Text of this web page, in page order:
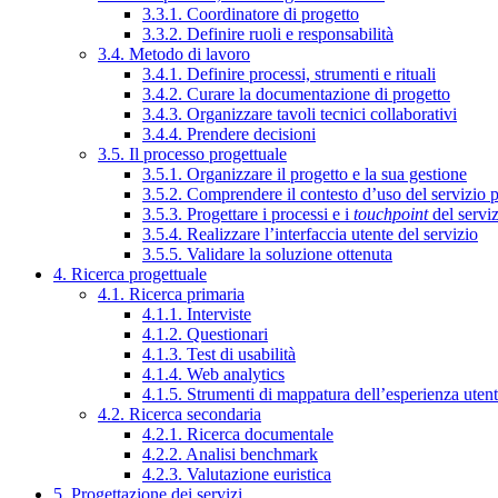
3.3.1. Coordinatore di progetto
3.3.2. Definire ruoli e responsabilità
3.4. Metodo di lavoro
3.4.1. Definire processi, strumenti e rituali
3.4.2. Curare la documentazione di progetto
3.4.3. Organizzare tavoli tecnici collaborativi
3.4.4. Prendere decisioni
3.5. Il processo progettuale
3.5.1. Organizzare il progetto e la sua gestione
3.5.2. Comprendere il contesto d’uso del servizio
3.5.3. Progettare i processi e i touchpointdel
3.5.4. Realizzare l’interfaccia utente del servizio
3.5.5. Validare la soluzione ottenuta
4. Ricerca progettuale
4.1. Ricerca primaria
4.1.1. Interviste
4.1.2. Questionari
4.1.3. Test di usabilità
4.1.4. Web analytics
4.1.5. Strumenti di mappatura dell’esperienza
4.2. Ricerca secondaria
4.2.1. Ricerca documentale
4.2.2. Analisi benchmark
4.2.3. Valutazione euristica
5. Progettazione dei servizi